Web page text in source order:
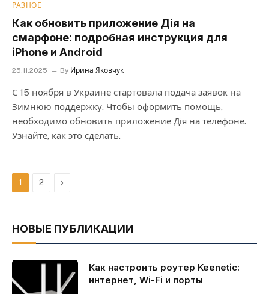
РАЗНОЕ
Как обновить приложение Дія на
смарфоне: подробная инструкция для
iPhone и Android
25.11.2025 By Ирина Яковчук
С 15 ноября в Украине стартовала подача заявок на
Зимнюю поддержку. Чтобы оформить помощь,
необходимо обновить приложение Дія на телефоне.
Узнайте, как это сделать.
1 2 Next
НОВЫЕ ПУБЛИКАЦИИ
Как настроить роутер Keenetic:
интернет, Wi-Fi и порты